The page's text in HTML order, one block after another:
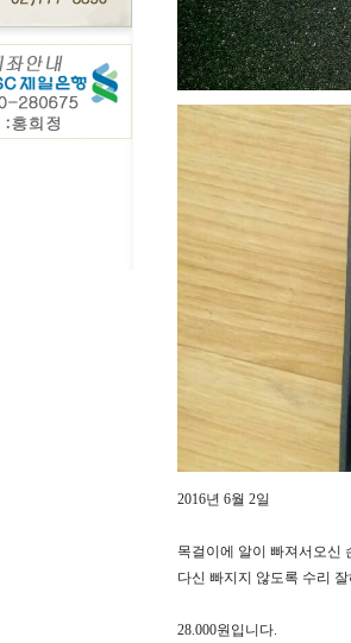
2016년 6월 2일
목걸이에 알이 빠져서오신
다신 빠지지 않도록 수리
28.000원입니다.